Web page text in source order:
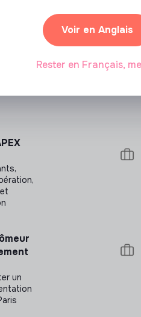
un
Voir en Anglais
Rester en Français,